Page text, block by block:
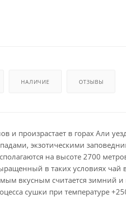
НАЛИЧИЕ ОТЗЫВЫ
произрастает в горах Али
экзотическими
на высоте 2700
в таких условиях чай
вкусным считается зимний и
сушки при температуре